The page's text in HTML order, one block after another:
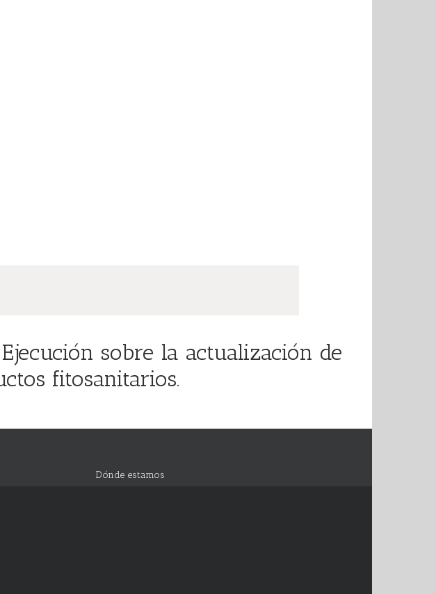
sobre la actualización de
fitosanitarios.
Dónde estamos